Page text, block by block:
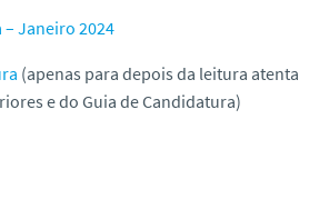
Janeiro 2024
(apenas para depois da leitura atenta
e do Guia de Candidatura)